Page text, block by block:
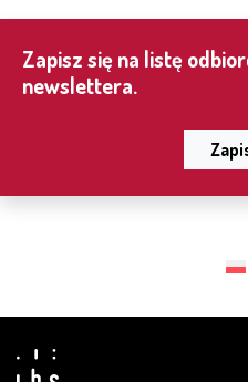
Zapisz się na listę
newslettera.